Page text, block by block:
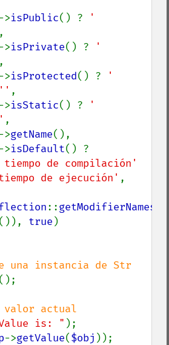
->isPublic() ?
'
,
->isPrivate() ?
'
,
->isProtected() ?
'
'' ,
->isStatic() ?
'
,
->getName(),
->isDefault
de ejecución' ,
::getModifierNames
()), true )
();
is: "
->getValue($obj ));